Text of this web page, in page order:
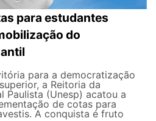
para estudantes
do
para a democratização
a Reitoria da
Paulista (Unesp) acatou a
de cotas para
A conquista é fruto